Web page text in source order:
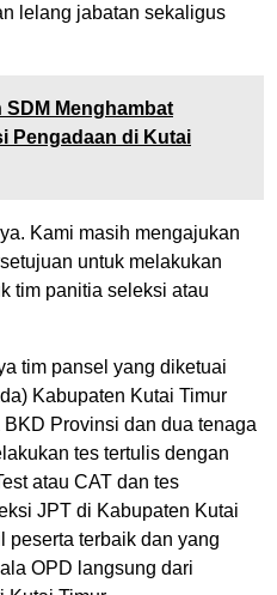
lelang jabatan sekaligus
SDM Menghambat
Pengadaan di Kutai
Kami masih mengajukan
untuk melakukan
tim panitia seleksi atau
tim pansel yang diketuai
Kabupaten Kutai Timur
Provinsi dan dua tenaga
tes tertulis dengan
atau CAT dan tes
JPT di Kabupaten Kutai
peserta terbaik dan yang
OPD langsung dari